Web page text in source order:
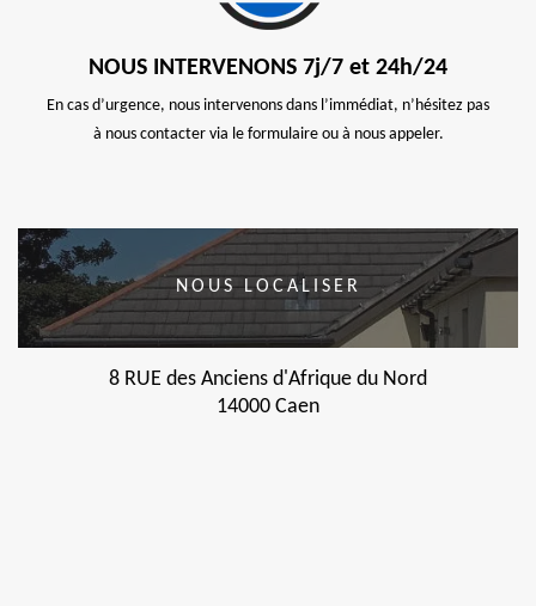
NOUS INTERVENONS 7j/7 et 24h/24
En cas d’urgence, nous intervenons dans l’immédiat, n’hésitez pas
à nous contacter via le formulaire ou à nous appeler.
NOUS LOCALISER
8 RUE des Anciens d'Afrique du Nord
14000 Caen